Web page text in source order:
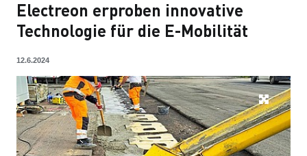
Electreon erproben innovative
Technologie für die E-Mobilität
12.6.2024